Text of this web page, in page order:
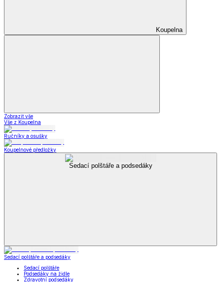
Koupelna
Zobrazit vše
Vše z Koupelna
Ručníky a osušky
Koupelnové předložky
Sedací polštáře a podsedáky
Sedací polštáře a podsedáky
Sedací polštáře
Podsedáky na židle
Zdravotní podsedáky